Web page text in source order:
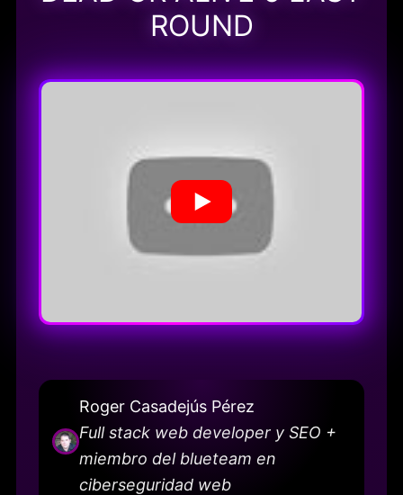
ROUND
Roger Casadejús Pérez
Full stack web developer y SEO +
miembro del blueteam en
ciberseguridad web